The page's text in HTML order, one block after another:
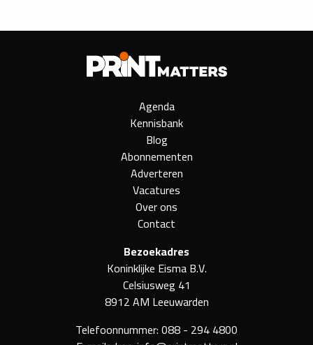
Agenda
Kennisbank
Blog
Abonnementen
Adverteren
Vacatures
Over ons
Contact
Bezoekadres
Koninklijke Eisma B.V.
Celsiusweg 41
8912 AM Leeuwarden
Telefoonnummer:088 - 294 4800